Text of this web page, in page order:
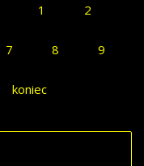
1 2
7 8 9
koniec